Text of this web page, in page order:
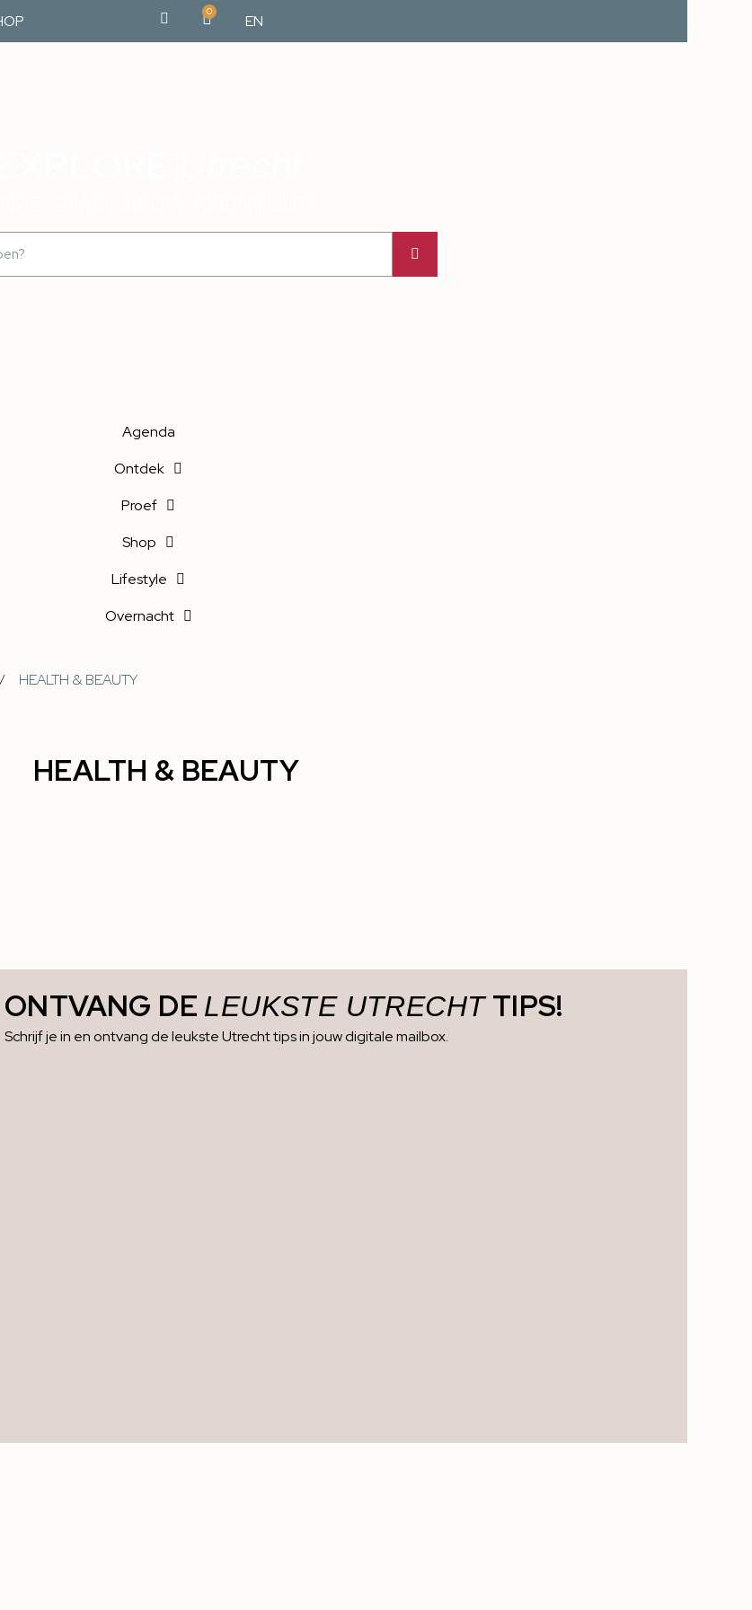
0
EN
Agenda
Ontdek
Proef
Shop
Lifestyle
Overnacht
/ HEALTH & BEAUTY
HEALTH & BEAUTY
ONTVANG DE LEUKSTE UTRECHTTIPS!
Schrijf je in en ontvang de leukste Utrecht tips in jouw digitale mailbox.